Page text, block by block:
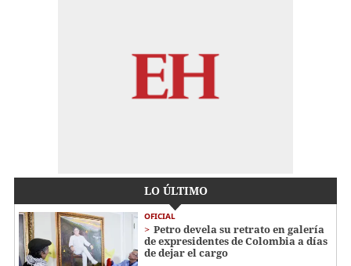
LO ÚLTIMO
OFICIAL
Petro devela su retrato en galería
de expresidentes de Colombia a días
de dejar el cargo